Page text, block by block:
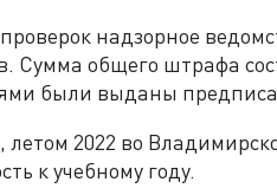
надзорное
Сумма общего штрафа
были выданы
2022 во
к учебному году.